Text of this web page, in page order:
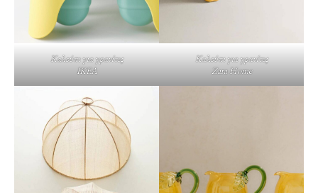
Καλούπι για γρανίτες
IKEA
Καλούπι για γρανίτες
Zara Home